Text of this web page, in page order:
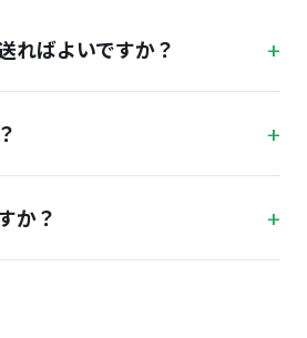
ればよいですか？
か？